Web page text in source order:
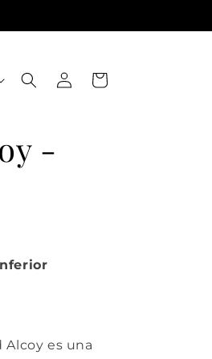
sesión
Carrito
-
Alcoy es una